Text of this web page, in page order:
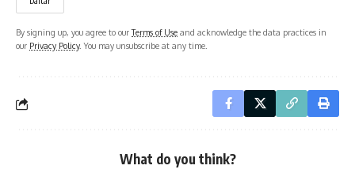
By signing up, you agree to ourTerms of Use and acknowledge the data practices in
our Privacy Policy. You may unsubscribe at any time.
What do you think?